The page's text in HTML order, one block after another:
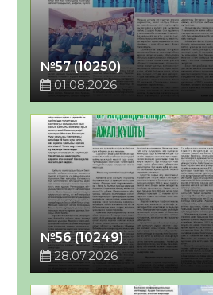
№57 (10250)
01.08.2026
№56 (10249)
28.07.2026